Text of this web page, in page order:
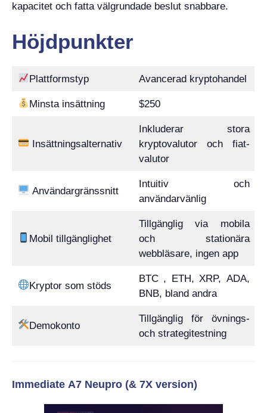
kapacitet och fatta välgrundade beslut snabbare.
Höjdpunkter
Plattformstyp Avancerad kryptohandel
Minsta insättning $250
Insättningsalternativ
Inkluderar stora
kryptovalutor och fiat-
valutor
Användargränssnitt
Intuitiv och
användarvänlig
Mobil tillgänglighet
Tillgänglig via mobila
och stationära
webbläsare, ingen app
Kryptor som stöds
BTC , ETH, XRP, ADA,
BNB, bland andra
Demokonto
Tillgänglig för övnings-
och strategitestning
Immediate A7 Neupro (& 7X version)